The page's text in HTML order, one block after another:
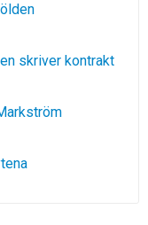
skriver kontrakt